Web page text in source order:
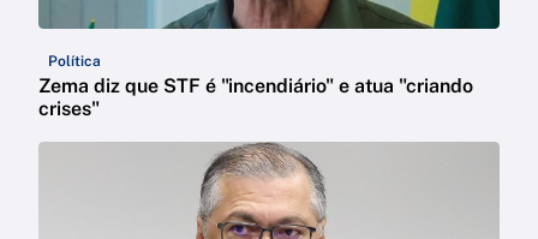
Política
Zema diz que STF é "incendiário" e atua "criando
crises"